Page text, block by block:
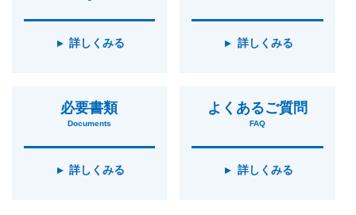
詳しくみる 詳しくみる
必要書類
Documents
詳しくみる
よくあるご質問
FAQ
詳しくみる